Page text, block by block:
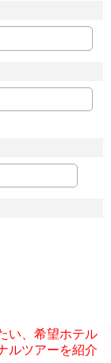
い、希望ホテル
ルツアーを紹介